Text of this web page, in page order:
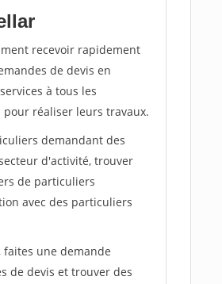
recevoir rapidement
de devis en
à tous les
réaliser leurs travaux.
demandant des
d'activité, trouver
de particuliers
avec des particuliers
faites une demande
de devis et trouver des